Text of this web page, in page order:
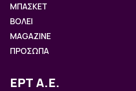
ΜΠΑΣΚΕΤ
ΒOΛΕΙ
MAGAZINE
ΠΡΟΣΩΠΑ
ΕΡΤ Α.Ε.